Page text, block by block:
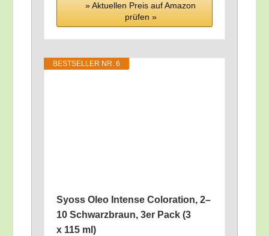
» Aktu­el­len Preis auf Ama­zon
prü­fen »
BEST­SEL­LER NR. 6
Syoss Oleo Inten­se Colo­ra­ti­on, 2–
10 Schwarz­braun, 3er Pack (3
x 115 ml)